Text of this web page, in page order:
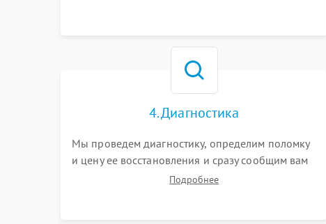
4. Диагностика
Мы проведем диагностику, определим поломку
и цену ее восстановления и сразу сообщим вам
о сроках ее ремонта.Подробнее